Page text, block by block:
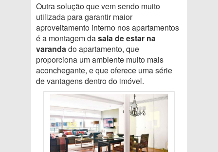
Outra solução que vem sendo muito
utilizada para garantir maior
aproveitamento interno nos apartamentos
é a montagem dasala de estar na
varandado apartamento, que
proporciona um ambiente muito mais
aconchegante, e que oferece uma série
de vantagens dentro do imóvel.